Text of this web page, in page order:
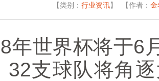
【类别： 行业资讯】 【作者： 金
年世界杯将于6
32支球队将角